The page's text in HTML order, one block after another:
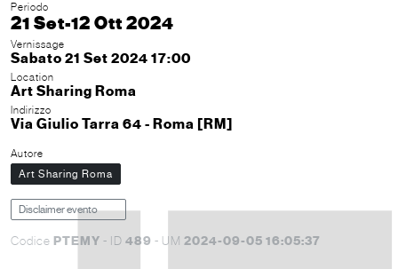
Periodo
21 Set-12 Ott 2024
Vernissage
Sabato 21 Set 2024 17:00
Location
Art Sharing Roma
Indirizzo
Via Giulio Tarra 64 - Roma [RM]
Autore
Art Sharing Roma
Disclaimer evento
Codice PTEMY - ID 489 - UM 2024-09-05 16:05:37